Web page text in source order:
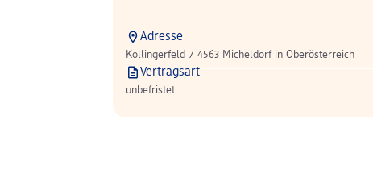
Adresse
Kollingerfeld 7 4563 Micheldorf in Oberösterreich
Vertragsart
unbefristet